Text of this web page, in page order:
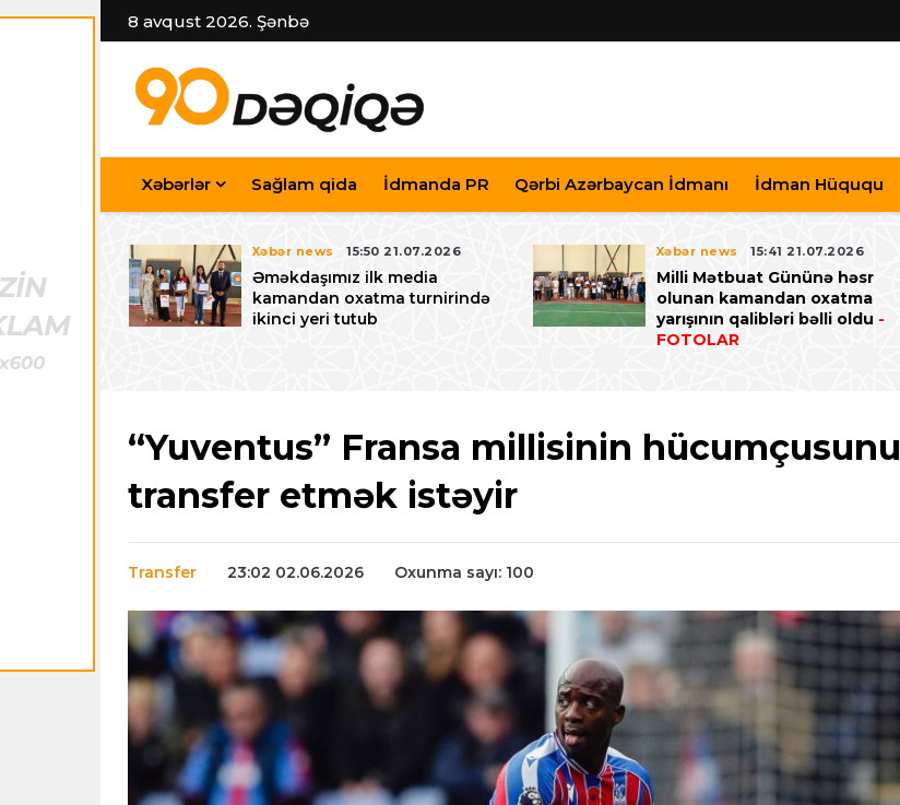
8 avqust 2026. Şənbə
Xəbərlər Sağlam qida İdmanda PR Qərbi Azərbaycan İdmanı İdman Hüququ
U-15
festivalı ilə
Xəbər news 15:50 21.07.2026
Əməkdaşımız ilk media
kamandan oxatma turnirində
ikinci yeri tutub
Xəbər news 15:41 21.07.2026
Milli Mətbuat Gününə həsr
olunan kamandan oxatma
yarışının qalibləri bəlli oldu -
FOTOLAR
“Yuventus” Fransa millisinin hücumçusunu
transfer etmək istəyir
Transfer 23:02 02.06.2026 Oxunma sayı: 100